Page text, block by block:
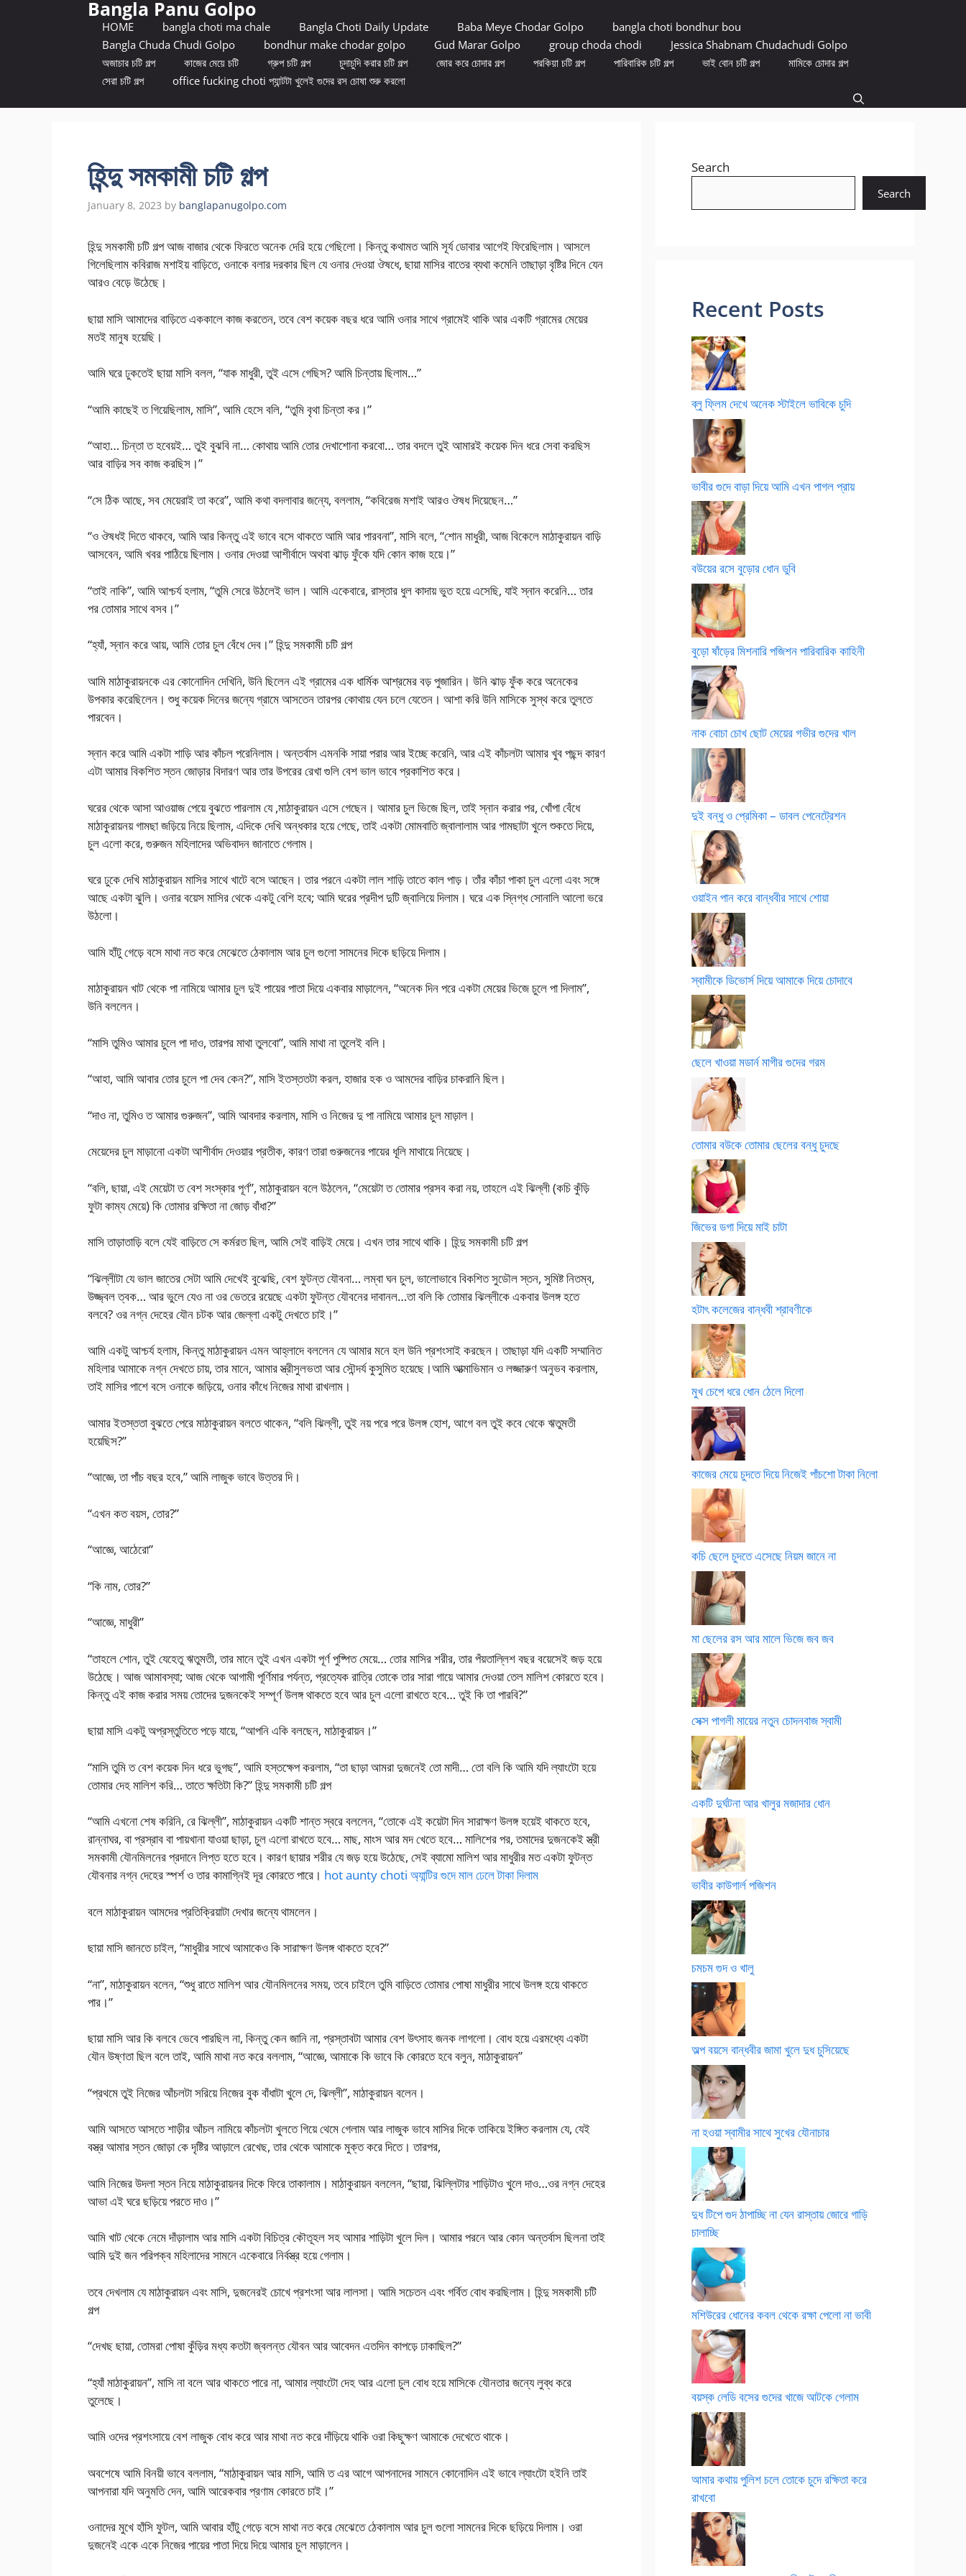
Bangla Panu Golpo
HOME bangla choti ma chale Bangla Choti Daily Update Baba Meye Chodar Golpo
bangla choti bondhur bou
Bangla Chuda Chudi Golpo
bondhur make chodar golpo Gud Marar Golpo group choda chodi
Jessica Shabnam Chudachudi Golpo
অজাচার চটি গল্প
কাজের মেয়ে চটি গ্রুপ চটি গল্প চুদাচুদি করার চটি গল্প জোর করে চোদার গল্প পরকিয়া চটি গল্প পারিবারিক চটি গল্প ভাই বোন চটি গল্প
মামিকে চোদার গল্প
সেরা চটি গল্প
office fucking choti প্যান্টটা খুলেই গুদের রস চোষা শুরু করলো
হিন্দু সমকামী চটি গল্প
January 8, 2023 by banglapanugolpo.com
হিন্দু সমকামী চটি গল্প আজ বাজার থেকে ফিরতে অনেক দেরি হয়ে গেছিলো। কিন্তু কথামত আমি সূর্য ডোবার আগেই ফিরেছিলাম। আসলে
গিলেছিলাম কবিরাজ মশাইয় বাড়িতে, ওনাকে বলার দরকার ছিল যে ওনার দেওয়া ঔষধে, ছায়া মাসির বাতের ব্যথা কমেনি তাছাড়া বৃষ্টির দিনে যেন
আরও বেড়ে উঠেছে।
ছায়া মাসি আমাদের বাড়িতে এককালে কাজ করতেন, তবে বেশ কয়েক বছর ধরে আমি ওনার সাথে গ্রামেই থাকি আর একটি গ্রামের মেয়ের
মতই মানুষ হয়েছি।
আমি ঘরে ঢুকতেই ছায়া মাসি বলল, “যাক মাধুরী, তুই এসে গেছিস? আমি চিন্তায় ছিলাম…”
“আমি কাছেই ত গিয়েছিলাম, মাসি”, আমি হেসে বলি, “তুমি বৃথা চিন্তা কর।”
“আহা… চিন্তা ত হবেয়ই… তুই বুঝবি না… কোথায় আমি তোর দেখাশোনা করবো… তার বদলে তুই আমারই কয়েক দিন ধরে সেবা করছিস
আর বাড়ির সব কাজ করছিস।”
“সে ঠিক আছে, সব মেয়েরাই তা করে”, আমি কথা বদলাবার জন্যে, বললাম, “কবিরেজ মশাই আরও ঔষধ দিয়েছেন…”
“ও ঔষধই দিতে থাকবে, আমি আর কিন্তু এই ভাবে বসে থাকতে আমি আর পারবনা”, মাসি বলে, “শোন মাধুরী, আজ বিকেলে মাঠাকুরায়ন বাড়ি
আসবেন, আমি খবর পাঠিয়ে ছিলাম। ওনার দেওয়া আশীর্বাদে অথবা ঝাড় ফুঁকে যদি কোন কাজ হয়ে।”
“তাই নাকি”, আমি আশ্চর্য হলাম, “তুমি সেরে উঠলেই ভাল। আমি একেবারে, রাস্তার ধুল কাদায় ভুত হয়ে এসেছি, যাই স্নান করেনি… তার
পর তোমার সাথে বসব।”
“হ্যাঁ, স্নান করে আয়, আমি তোর চুল বেঁধে দেব।” হিন্দু সমকামী চটি গল্প
আমি মাঠাকুরায়নকে এর কোনোদিন দেখিনি, উনি ছিলেন এই গ্রামের এক ধার্মিক আশ্রমের বড় পুজারিন। উনি ঝাড় ফুঁক করে অনেকের
উপকার করেছিলেন। শুধু কয়েক দিনের জন্যে গ্রামে আসতেন তারপর কোথায় যেন চলে যেতেন। আশা করি উনি মাসিকে সুস্থ করে তুলতে
পারবেন।
স্নান করে আমি একটা শাড়ি আর কাঁচল পরেনিলাম। অন্তর্বাস এমনকি সায়া পরার আর ইচ্ছে করেনি, আর এই কাঁচলটা আমার খুব পছন্দ কারণ
এটা আমার বিকশিত স্তন জোড়ার বিদারণ আর তার উপরের রেখা গুলি বেশ ভাল ভাবে প্রকাশিত করে।
ঘরের থেকে আসা আওয়াজ পেয়ে বুঝতে পারলাম যে ,মাঠাকুরায়ন এসে গেছেন। আমার চুল ভিজে ছিল, তাই স্নান করার পর, খোঁপা বেঁধে
মাঠাকুরায়নয় গামছা জড়িয়ে নিয়ে ছিলাম, এদিকে দেখি অন্ধকার হয়ে গেছে, তাই একটা মোমবাতি জ্বালালাম আর গামছাটা খুলে শুকতে দিয়ে,
চুল এলো করে, গুরুজন মহিলাদের অভিবাদন জানাতে গেলাম।
ঘরে ঢুকে দেখি মাঠাকুরায়ন মাসির সাথে খাটে বসে আছেন। তার পরনে একটা লাল শাড়ি তাতে কাল পাড়। তাঁর কাঁচা পাকা চুল এলো এবং সঙ্গে
আছে একটা ঝুলি। ওনার বয়েস মাসির থেকে একটু বেশি হবে; আমি ঘরের প্রদীপ দুটি জ্বালিয়ে দিলাম। ঘরে এক স্নিগ্ধ সোনালি আলো ভরে
উঠলো।
আমি হাঁটু গেড়ে বসে মাথা নত করে মেঝেতে ঠেকালাম আর চুল গুলো সামনের দিকে ছড়িয়ে দিলাম।
মাঠাকুরায়ন খাট থেকে পা নামিয়ে আমার চুল দুই পায়ের পাতা দিয়ে একবার মাড়ালেন, “অনেক দিন পরে একটা মেয়ের ভিজে চুলে পা দিলাম”,
উনি বললেন।
“মাসি তুমিও আমার চুলে পা দাও, তারপর মাথা তুলবো”, আমি মাথা না তুলেই বলি।
“আহা, আমি আবার তোর চুলে পা দেব কেন?”, মাসি ইতস্ততটা করল, হাজার হক ও আমদের বাড়ির চাকরানি ছিল।
“দাও না, তুমিও ত আমার গুরুজন”, আমি আবদার করলাম, মাসি ও নিজের দু পা নামিয়ে আমার চুল মাড়াল।
মেয়েদের চুল মাড়ানো একটা আশীর্বাদ দেওয়ার প্রতীক, কারণ তারা গুরুজনের পায়ের ধূলি মাথায়ে নিয়েছে।
“বলি, ছায়া, এই মেয়েটা ত বেশ সংস্কার পূর্ণ”, মাঠাকুরায়ন বলে উঠলেন, “মেয়েটা ত তোমার প্রসব করা নয়, তাহলে এই ঝিল্লী (কচি কুঁড়ি
ফুটা কাম্য মেয়ে) কি তোমার রক্ষিতা না জোড় বাঁধা?”
মাসি তাড়াতাড়ি বলে যেই বাড়িতে সে কর্মরত ছিল, আমি সেই বাড়িই মেয়ে। এখন তার সাথে থাকি। হিন্দু সমকামী চটি গল্প
“ঝিল্লীটা যে ভাল জাতের সেটা আমি দেখেই বুঝেছি, বেশ ফুটন্ত যৌবনা… লম্বা ঘন চুল, ভালোভাবে বিকশিত সুডৌল স্তন, সুমিষ্ট নিতম্ব,
উজ্জ্বল ত্বক… আর ভুলে যেও না ওর ভেতরে রয়েছে একটা ফুটন্ত যৌবনের দাবানল…তা বলি কি তোমার ঝিল্লীকে একবার উলঙ্গ হতে
বলবে? ওর নগ্ন দেহের যৌন চটক আর জেল্লা একটু দেখতে চাই।”
আমি একটু আশ্চর্য হলাম, কিন্তু মাঠাকুরায়ন এমন আহ্লাদে বললেন যে আমার মনে হল উনি প্রশংসাই করছেন। তাছাড়া যদি একটি সম্মানিত
মহিলার আমাকে নগ্ন দেখতে চায়, তার মানে, আমার স্ত্রীসুলভতা আর সৌন্দর্য কুসুমিত হয়েছে।আমি আত্মাভিমান ও লজ্জারুণ অনুভব করলাম,
তাই মাসির পাশে বসে ওনাকে জড়িয়ে, ওনার কাঁধে নিজের মাথা রাখলাম।
আমার ইতস্ততা বুঝতে পেরে মাঠাকুরায়ন বলতে থাকেন, “বলি ঝিল্লী, তুই নয় পরে পরে উলঙ্গ হোশ, আগে বল তুই কবে থেকে ঋতুমতী
হয়েছিস?”
“আজ্ঞে, তা পাঁচ বছর হবে,” আমি লাজুক ভাবে উত্তর দি।
“এখন কত বয়স, তোর?”
“আজ্ঞে, আঠেরো”
“কি নাম, তোর?”
“আজ্ঞে, মাধুরী”
“তাহলে শোন, তুই যেহেতু ঋতুমতী, তার মানে তুই এখন একটা পূর্ণ পুষ্পিত মেয়ে… তোর মাসির শরীর, তার পঁয়তাল্লিশ বছর বয়েসেই জড় হয়ে
উঠেছে। আজ আমাবস্যা; আজ থেকে আগামী পূর্ণিমার পর্যন্ত, প্রত্যেক রাত্রি তোকে তার সারা গায়ে আমার দেওয়া তেল মালিশ কোরতে হবে।
কিন্তু এই কাজ করার সময় তোদের দুজনকেই সম্পূর্ণ উলঙ্গ থাকতে হবে আর চুল এলো রাখতে হবে… তুই কি তা পারবি?”
ছায়া মাসি একটু অপ্রস্তুতিতে পড়ে যায়ে, “আপনি একি বলছেন, মাঠাকুরায়ন।”
“মাসি তুমি ত বেশ কয়েক দিন ধরে ভুগছ”, আমি হস্তক্ষেপ করলাম, “তা ছাড়া আমরা দুজনেই তো মাদী… তো বলি কি আমি যদি ল্যাংটো হয়ে
তোমার দেহ মালিশ করি… তাতে ক্ষতিটা কি?” হিন্দু সমকামী চটি গল্প
“আমি এখনো শেষ করিনি, রে ঝিল্লী”, মাঠাকুরায়ন একটি শান্ত স্বরে বললেন, “তোকে এই কয়েটা দিন সারাক্ষণ উলঙ্গ হয়েই থাকতে হবে,
রান্নাঘর, বা প্রস্রাব বা পায়খানা যাওয়া ছাড়া, চুল এলো রাখতে হবে… মাছ, মাংস আর মদ খেতে হবে… মালিশের পর, তমাদের দুজনকেই স্ত্রী
সমকামী যৌনমিলনের প্রদানে লিপ্ত হতে হবে। কারণ ছায়ার শরীর যে জড় হয়ে উঠেছে, সেই ব্যামো মালিশ আর মাধুরীর মত একটা ফুটন্ত
যৌবনার নগ্ন দেহের স্পর্শ ও তার কামাগ্নিই দূর কোরতে পারে। hot aunty choti অ্যান্টির গুদে মাল ঢেলে টাকা দিলাম
বলে মাঠাকুরায়ন আমদের প্রতিক্রিয়াটা দেখার জন্যে থামলেন।
ছায়া মাসি জানতে চাইল, “মাধুরীর সাথে আমাকেও কি সারাক্ষণ উলঙ্গ থাকতে হবে?”
“না”, মাঠাকুরায়ন বলেন, “শুধু রাতে মালিশ আর যৌনমিলনের সময়, তবে চাইলে তুমি বাড়িতে তোমার পোষা মাধুরীর সাথে উলঙ্গ হয়ে থাকতে
পার।”
ছায়া মাসি আর কি বলবে ভেবে পারছিল না, কিন্তু কেন জানি না, প্রস্তাবটা আমার বেশ উৎসাহ জনক লাগলো। বোধ হয়ে এরমধ্যে একটা
যৌন উষ্ণতা ছিল বলে তাই, আমি মাথা নত করে বললাম, “আজ্ঞে, আমাকে কি ভাবে কি কোরতে হবে বলুন, মাঠাকুরায়ন”
“প্রথমে তুই নিজের আঁচলটা সরিয়ে নিজের বুক বাঁধাটা খুলে দে, ঝিল্লী”, মাঠাকুরায়ন বলেন।
আমি আসতে আসতে শাড়ীর আঁচল নামিয়ে কাঁচলটা খুলতে গিয়ে থেমে গেলাম আর লাজুক ভাবে মাসির দিকে তাকিয়ে ইঙ্গিত করলাম যে, যেই
বস্ত্র আমার স্তন জোড়া কে দৃষ্টির আড়ালে রেখেছ, তার থেকে আমাকে মুক্ত করে দিতে। তারপর,
আমি নিজের উদলা স্তন নিয়ে মাঠাকুরায়নর দিকে ফিরে তাকালাম। মাঠাকুরায়ন বললেন, “ছায়া, ঝিল্লিটার শাড়িটাও খুলে দাও…ওর নগ্ন দেহের
আভা এই ঘরে ছড়িয়ে পরতে দাও।”
আমি খাট থেকে নেমে দাঁড়ালাম আর মাসি একটা বিচিত্র কৌতূহল সহ আমার শাড়িটা খুলে দিল। আমার পরনে আর কোন অন্তর্বাস ছিলনা তাই
আমি দুই জন পরিপক্ব মহিলাদের সামনে একেবারে নির্বস্ত্র হয়ে গেলাম।
তবে দেখলাম যে মাঠাকুরায়ন এবং মাসি, দুজনেরই চোখে প্রশংসা আর লালসা। আমি সচেতন এবং গর্বিত বোধ করছিলাম। হিন্দু সমকামী চটি
গল্প
“দেখছ ছায়া, তোমরা পোষা কুঁড়ির মধ্য কতটা জ্বলন্ত যৌবন আর আবেদন এতদিন কাপড়ে ঢাকাছিল?”
“হ্যাঁ মাঠাকুরায়ন”, মাসি না বলে আর থাকতে পারে না, আমার ল্যাংটো দেহ আর এলো চুল বোধ হয়ে মাসিকে যৌনতার জন্যে লুব্ধ করে
তুলেছে।
আমি ওদের প্রশংসায়ে বেশ লাজুক বোধ করে আর মাথা নত করে দাঁড়িয়ে থাকি ওরা কিছুক্ষণ আমাকে দেখেতে থাকে।
অবশেষে আমি বিনয়ী ভাবে বললাম, “মাঠাকুরায়ন আর মাসি, আমি ত এর আগে আপনাদের সামনে কোনোদিন এই ভাবে ল্যাংটো হইনি তাই
আপনারা যদি অনুমতি দেন, আমি আরেকবার প্রণাম কোরতে চাই।”
ওনাদের মুখে হাঁসি ফুটল, আমি আবার হাঁটু গেড়ে বসে মাথা নত করে মেঝেতে ঠেকালাম আর চুল গুলো সামনের দিকে ছড়িয়ে দিলাম। ওরা
দুজনেই একে একে নিজের পায়ের পাতা দিয়ে দিয়ে আমার চুল মাড়ালেন।
Search
Search
Recent Posts
ব্লু ফ্লিম দেখে অনেক স্টাইলে ভাবিকে চুদি
ভাবীর গুদে বাড়া দিয়ে আমি এখন পাগল প্রায়
বউয়ের রসে বুড়োর ধোন ডুবি
বুড়ো ষাঁড়ের মিশনারি পজিশন পারিবারিক কাহিনী
নাক বোচা চোখ ছোট মেয়ের গভীর গুদের খাল
দুই বন্ধু ও প্রেমিকা – ডাবল পেনেট্রেশন
ওয়াইন পান করে বান্ধবীর সাথে শোয়া
স্বামীকে ডিভোর্স দিয়ে আমাকে দিয়ে চোদাবে
ছেলে খাওয়া মডার্ন মাগীর গুদের গরম
তোমার বউকে তোমার ছেলের বন্ধু চুদছে
জিভের ডগা দিয়ে মাই চাটা
হটাৎ কলেজের বান্ধবী শ্রাবণীকে
মুখ চেপে ধরে ধোন ঠেলে দিলো
কাজের মেয়ে চুদতে দিয়ে নিজেই পাঁচশো টাকা নিলো
কচি ছেলে চুদতে এসেছে নিয়ম জানে না
মা ছেলের রস আর মালে ভিজে জব জব
সেক্স পাগলী মায়ের নতুন চোদনবাজ স্বামী
একটি দুর্ঘটনা আর খালুর মজাদার ধোন
ভাবীর কাউগার্ল পজিশন
চমচম গুদ ও খালু
অল্প বয়সে বান্ধবীর জামা খুলে দুধ চুসিয়েছে
না হওয়া স্বামীর সাথে সুখের যৌনাচার
দুধ টিপে গুদ ঠাপাচ্ছি না যেন রাস্তায় জোরে গাড়ি
চালাচ্ছি
মশিউরের ধোনের কবল থেকে রক্ষা পেলো না ভাবী
বয়স্ক লেডি বসের গুদের খাজে আটকে গেলাম
আমার কথায় পুলিশ চলে তোকে চুদে রক্ষিতা করে
রাখবো